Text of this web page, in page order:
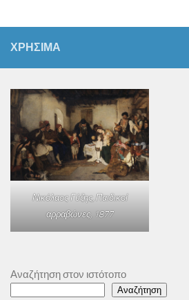
ΧΡΗΣΙΜΑ
Νικόλαος Γύζης,Παιδικοί
αρραβώνες, 1877
Αναζήτηση στον ιστότοπο
Αναζήτηση